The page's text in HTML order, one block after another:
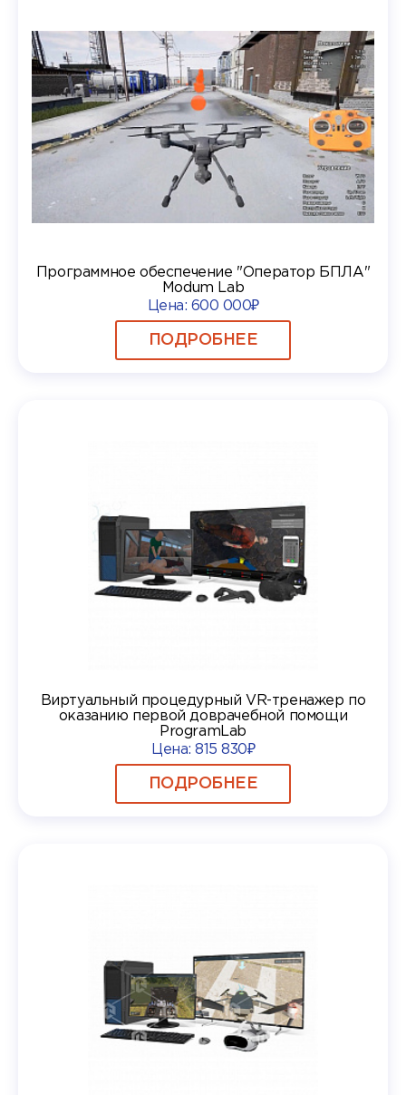
Программное обеспечение "Оператор БПЛА"
Modum Lab
Цена: 600 000₽
ПОДРОБНЕЕ
Виртуальный процедурный VR-тренажер по
оказанию первой доврачебной помощи
ProgramLab
Цена: 815 830₽
ПОДРОБНЕЕ